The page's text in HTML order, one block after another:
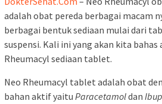
adalah obat pereda berbagai macam
berbagai bentuk sediaan mulai dari
suspensi. Kali ini yang akan kita
Rheumacyl sediaan tablet.
Neo Rheumacyl tablet adalah obat
bahan aktif yaitu Paracetamoldan